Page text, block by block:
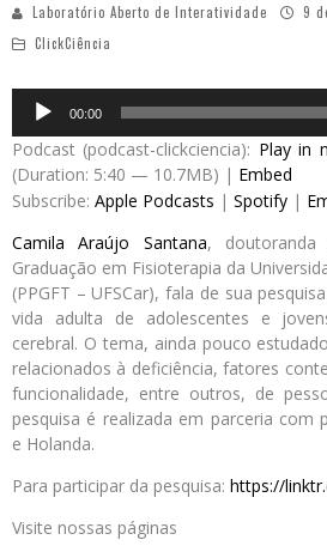
Laboratório Aberto de Interatividade
9
ClickCiência
Audio
Player
00:00
Podcast (podcast-clickciencia): Play in
(Duration: 5:40 — 10.7MB) | Embed
Subscribe: Apple Podcasts | Spotify |
Camila Araújo Santana,
Graduação em Fisioterapia da
(PPGFT – UFSCar), fala de sua
vida adulta de adolescentes e
cerebral. O tema, ainda pouco
relacionados à deficiência, fatores
funcionalidade, entre outros, de
pesquisa é realizada em parceria com
e Holanda.
Para participar da pesquisa: https://
Visite nossas páginas